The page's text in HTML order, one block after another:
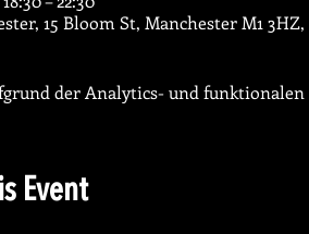
15 Bloom St, Manchester M1 3HZ,
der Analytics- und
Event